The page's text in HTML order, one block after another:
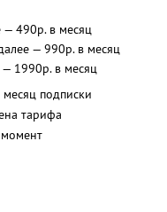
— 490р. в месяц
— 990р. в месяц
1990р. в месяц
подписки
тарифа